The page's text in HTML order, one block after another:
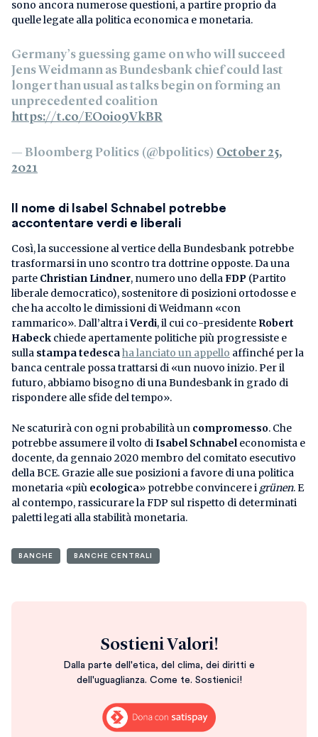
sono ancora numerose questioni, a partire proprio da
quelle legate alla politica economica e monetaria.
Germany’s guessing game on who will succeed
Jens Weidmann as Bundesbank chief could last
longer than usual as talks begin on forming an
unprecedented coalition
https://t.co/EOoio9VkBR
— Bloomberg Politics (@bpolitics) October 25,
2021
Il nome di Isabel Schnabel potrebbe
accontentare verdi e liberali
Così, la successione al vertice della Bundesbank potrebbe
trasformarsi in uno scontro tra dottrine opposte. Da una
parte Christian Lindner, numero uno dellaFDP (Partito
liberale democratico), sostenitore di posizioni ortodosse e
che ha accolto le dimissioni di Weidmann «con
rammarico». Dall’altra iVerdi, il cui co-presidente Robert
Habeck chiede apertamente politiche più progressiste e
sulla stampa tedescaha lanciato un appello affinché per la
banca centrale possa trattarsi di «un nuovo inizio. Per il
futuro, abbiamo bisogno di una Bundesbank in grado di
rispondere alle sfide del tempo».
Ne scaturirà con ogni probabilità un compromesso. Che
potrebbe assumere il volto diIsabel Schnabeleconomista e
docente, da gennaio 2020 membro del comitato esecutivo
della BCE. Grazie alle sue posizioni a favore di una politica
monetaria «più ecologica» potrebbe convincere i grünen. E
al contempo, rassicurare la FDP sul rispetto di determinati
paletti legati alla stabilità monetaria.
BANCHE BANCHE CENTRALI
Sostieni Valori!
Dalla parte dell'etica, del clima, dei diritti e
dell'uguaglianza. Come te. Sostienici!